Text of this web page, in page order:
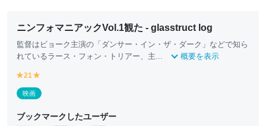
ニンフォマニアックVol.1観た - glasstruct log
監督はビョーク主演の「ダンサー・イン・ザ・ダーク」などで知ら
れているラース・フォン・トリアー、主...
概要を表示
y
e
ll
w
21
e
ll
w
映画
ブックマークしたユーザー